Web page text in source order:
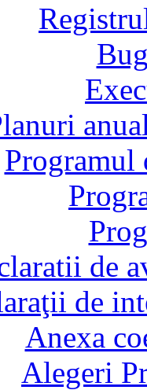
de
de
Anexa
Alegeri